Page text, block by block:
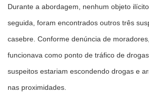
Durante a abordagem, nenhum objeto
seguida, foram encontrados outros três
casebre. Conforme denúncia de
funcionava como ponto de tráfico de
suspeitos estariam escondendo drogas e
nas proximidades.